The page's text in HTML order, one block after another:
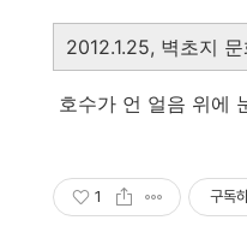
2012.1.25, 벽초지
호수가 언 얼음 위에
1 구독